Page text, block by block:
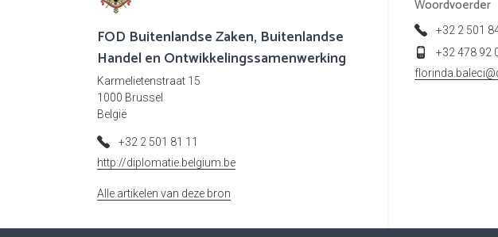
FOD Buitenlandse Zaken, Buitenlandse
Handel en Ontwikkelingssamenwerking
Karmelietenstraat 15
1000 Brussel
België
+32 2 501 81 11
http://diplomatie.belgium.be
Alle artikelen van deze bron
Woordvoerder
+32 2 501
+32 478 92